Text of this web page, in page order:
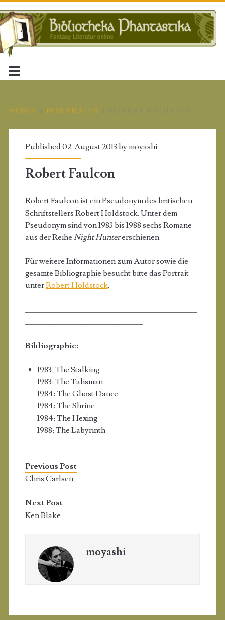
HOME > PORTRAITS >
Published 02. August 2013 bymoyashi
Robert Faulcon
Robert Faulcon ist ein Pseudonym des britischen
Schriftstellers Robert Holdstock. Unter dem
Pseudonym sind von 1983 bis 1988 sechs Romane
aus der Reihe Night Huntererschienen.
Für weitere Informationen zum Autor sowie die
gesamte Bibliographie besucht bitte das Portrait
unterRobert Holdstock.
Bibliographie:
1983: The Stalking
1983: The Talisman
1984: The Ghost Dance
1984: The Shrine
1984: The Hexing
1988: The Labyrinth
Previous Post
Chris Carlsen
Next Post
Ken Blake
moyashi